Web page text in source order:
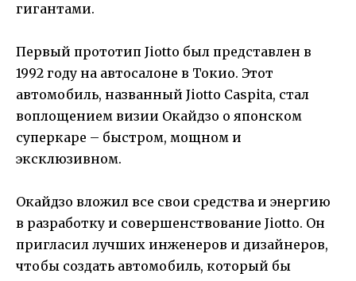
гигантами.
Первый прототип Jiotto был представлен в
1992 году на автосалоне в Токио. Этот
автомобиль, названный Jiotto Caspita, стал
воплощением визии Окайдзо о японском
суперкаре – быстром, мощном и
эксклюзивном.
Окайдзо вложил все свои средства и энергию
в разработку и совершенствование Jiotto. Он
пригласил лучших инженеров и дизайнеров,
чтобы создать автомобиль, который бы